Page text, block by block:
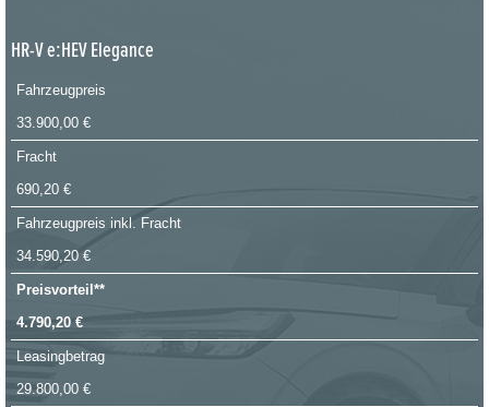
HR-V e:HEV Elegance
Fahrzeugpreis
33.900,00 €
Fracht
690,20 €
Fahrzeugpreis inkl. Fracht
34.590,20 €
Preisvorteil**
4.790,20 €
Leasingbetrag
29.800,00 €